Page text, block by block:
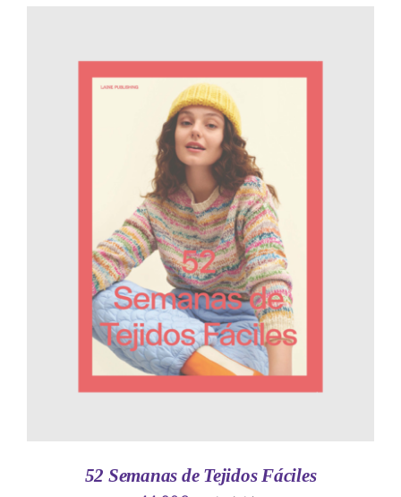
AÑADIR AL CARRITO
/
DETALLES
52 Semanas de Tejidos Fáciles